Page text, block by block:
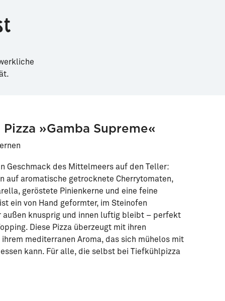
»Gamba Supreme«
Geschmack des Mittelmeers auf den Teller:
auf aromatische getrocknete Cherrytomaten,
geröstete Pinienkerne und eine feine
ein von Hand geformter, im Steinofen
außen knusprig und innen luftig bleibt – perfekt
Diese Pizza überzeugt mit ihren
mediterranen Aroma, das sich mühelos mit
kann. Für alle, die selbst bei Tiefkühlpizza